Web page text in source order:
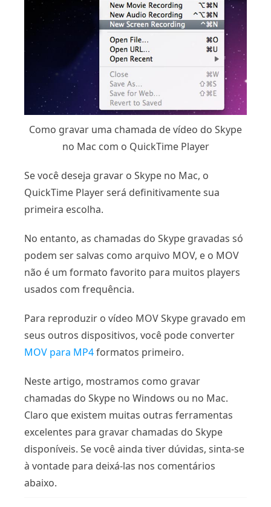
Como gravar uma chamada de vídeo do Skype
no Mac com o QuickTime Player
Se você deseja gravar o Skype no Mac, o
QuickTime Player será definitivamente sua
primeira escolha.
No entanto, as chamadas do Skype gravadas só
podem ser salvas como arquivo MOV, e o MOV
não é um formato favorito para muitos players
usados ​​com frequência.
Para reproduzir o vídeo MOV Skype gravado em
seus outros dispositivos, você pode converter
MOV para MP4formatos primeiro.
Neste artigo, mostramos como gravar
chamadas do Skype no Windows ou no Mac.
Claro que existem muitas outras ferramentas
excelentes para gravar chamadas do Skype
disponíveis. Se você ainda tiver dúvidas, sinta-se
à vontade para deixá-las nos comentários
abaixo.